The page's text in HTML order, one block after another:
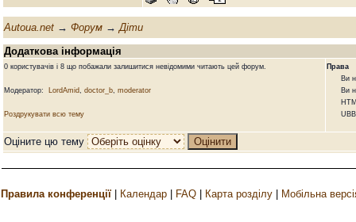
Autoua.net → Форум →Діти
Додаткова інформація
0 користувачів і 8 що побажали залишитися невідомими читають цей форум.
Модератор: LordAmid, doctor_b, moderator
Роздрукувати всю тему
Права
Ви не
Ви не
HTML
Оціните цю тему
Правила конференції Календар FAQ Карта розділу Мобільна